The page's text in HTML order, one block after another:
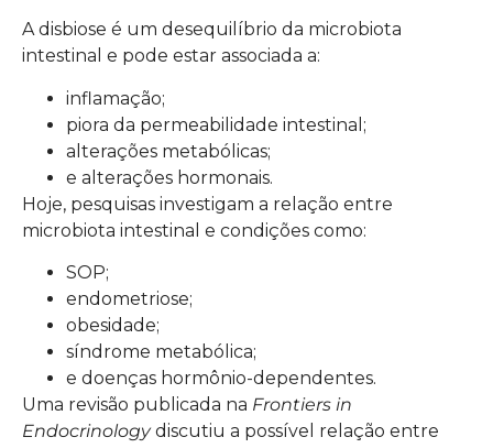
A disbiose é um desequilíbrio da microbiota
intestinal e pode estar associada a:
inflamação;
piora da permeabilidade intestinal;
alterações metabólicas;
e alterações hormonais.
Hoje, pesquisas investigam a relação entre
microbiota intestinal e condições como:
SOP;
endometriose;
obesidade;
síndrome metabólica;
e doenças hormônio-dependentes.
Uma revisão publicada na Frontiers in
Endocrinologydiscutiu a possível relação entre